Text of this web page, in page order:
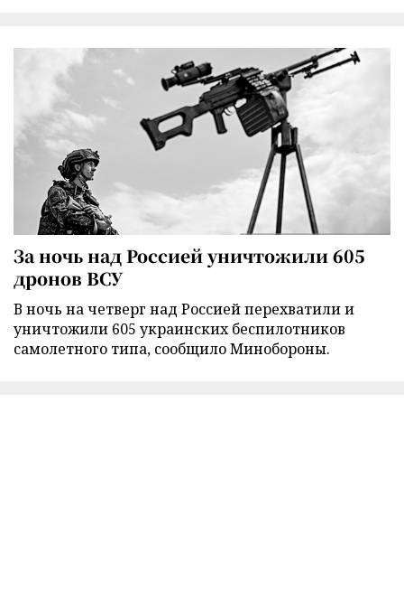
За ночь над Россией уничтожили 605
дронов ВСУ
В ночь на четверг над Россией перехватили и
уничтожили 605 украинских беспилотников
самолетного типа, сообщило Минобороны.